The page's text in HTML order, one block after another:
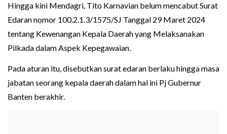
Hingga kini Mendagri, Tito Karnavian belum mencabut Surat
Edaran nomor 100.2.1.3/1575/SJ Tanggal 29 Maret 2024
tentang Kewenangan Kepala Daerah yang Melaksanakan
Pilkada dalam Aspek Kepegawaian.
Pada aturan itu, disebutkan surat edaran berlaku hingga masa
jabatan seorang kepala daerah dalam hal ini Pj Gubernur
Banten berakhir.